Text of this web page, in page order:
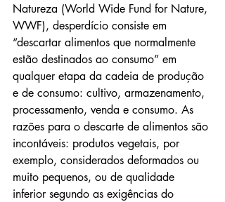
Natureza (World Wide Fund for Nature,
WWF), desperdício consiste em
“descartar alimentos que normalmente
estão destinados ao consumo” em
qualquer etapa da cadeia de produção
e de consumo: cultivo, armazenamento,
processamento, venda e consumo. As
razões para o descarte de alimentos são
incontáveis: produtos vegetais, por
exemplo, considerados deformados ou
muito pequenos, ou de qualidade
inferior segundo as exigências do